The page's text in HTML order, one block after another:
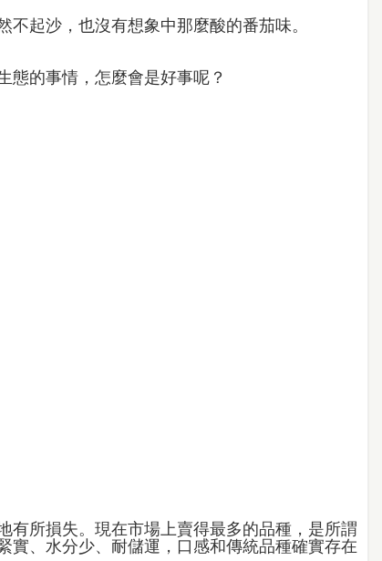
不起沙，也沒有想象中那麼酸的番茄味。
態的事情，怎麼會是好事呢？
有所損失。現在市場上賣得最多的品種，是所謂
實、水分少、耐儲運，口感和傳統品種確實存在